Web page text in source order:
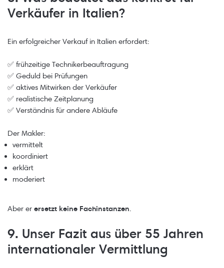
Verkäufer in Italien?
Ein erfolgreicher Verkauf in Italien erfordert:
✅ frühzeitige Technikerbeauftragung
✅ Geduld bei Prüfungen
✅ aktives Mitwirken der Verkäufer
✅ realistische Zeitplanung
✅ Verständnis für andere Abläufe
Der Makler:
vermittelt
koordiniert
erklärt
moderiert
Aber er ersetzt keine Fachinstanzen
9. Unser Fazit aus über 55 Jahren
internationaler Vermittlung